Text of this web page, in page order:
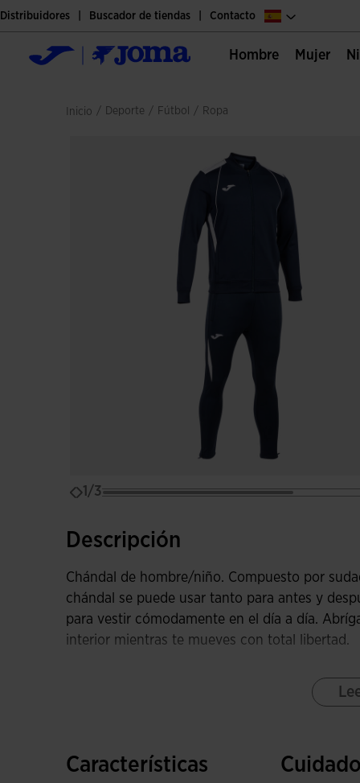
Distribuidores Buscador de tiendas Contacto
Hombre Mujer
Inicio / deporte / fútbol / ropa
1/3
Descripción
Chándal de hombre/niño. Compuesto por
chándal se puede usar tanto para antes y
para vestir cómodamente en el día a día.
interior mientras te mueves con total libertad.
La chaqueta es abierta con cremallera y con
imprescindible. Está confeccionada con rib
Características